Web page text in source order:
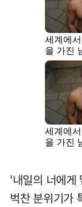
'내일의 너에게
벅찬 분위기가